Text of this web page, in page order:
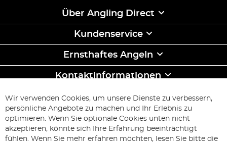
Über Angling Direct
Kundenservice
Ernsthaftes Angeln
Kontaktinformationen
ABONNIEREN & SPAREN
Melden
Sie
Abonnieren
Wir verwenden Cookies, um unsere Dienste zu verbessern,
persönliche Angebote zu machen und Ihr Erlebnis zu
optimieren. Wenn Sie optionale Cookies unten nicht
akzeptieren, könnte sich Ihre Erfahrung beeinträchtigt
fühlen. Wenn Sie mehr erfahren möchten, lesen Sie bitte die